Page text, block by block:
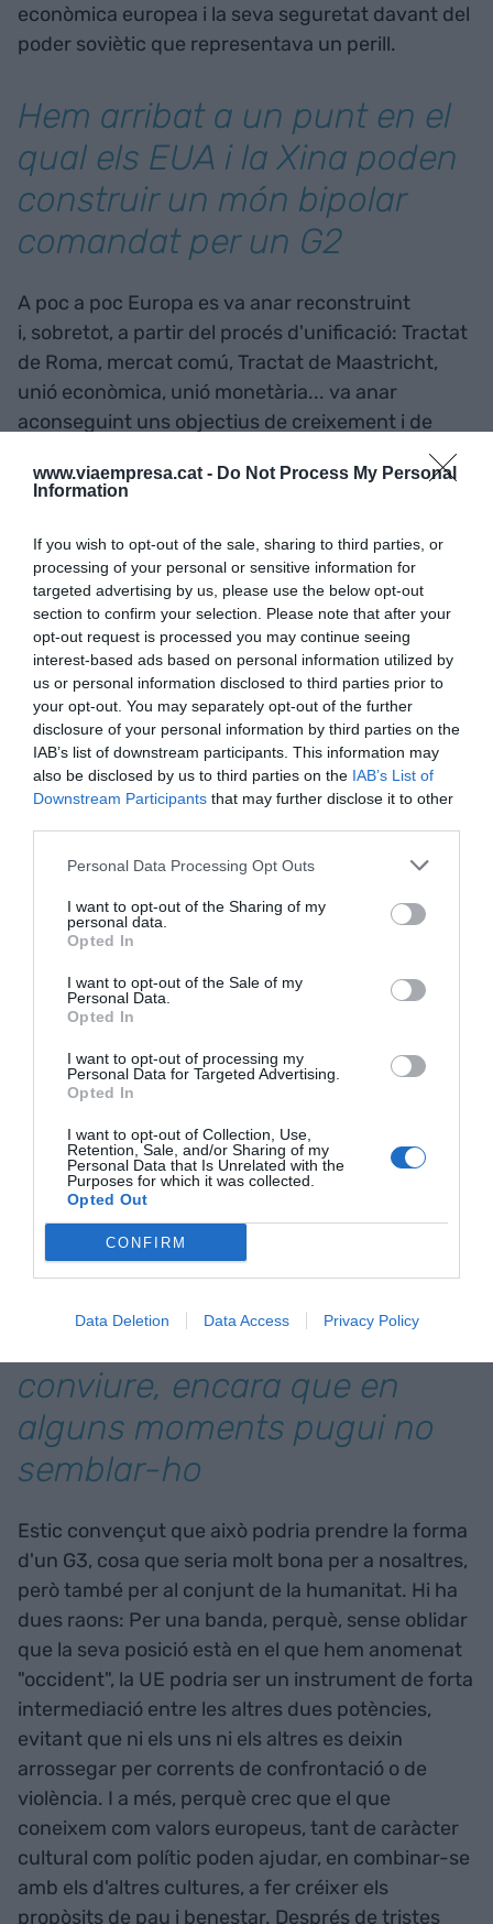
www.viaempresa.cat - Do Not Process My Personal
Information
If you wish to opt-out of the sale, sharing to third parties, or
processing of your personal or sensitive information for
targeted advertising by us, please use the below opt-out
section to confirm your selection. Please note that after your
opt-out request is processed you may continue seeing
interest-based ads based on personal information utilized by
us or personal information disclosed to third parties prior to
your opt-out. You may separately opt-out of the further
disclosure of your personal information by third parties on the
IAB’s list of downstream participants. This information may
also be disclosed by us to third parties on the IAB’s List of
Downstream Participants that may further disclose it to other
Personal Data Processing Opt Outs
I want to opt-out of the Sharing of my
personal data.
Opted In
I want to opt-out of the Sale of my
Personal Data.
Opted In
I want to opt-out of processing my
Personal Data for Targeted Advertising.
Opted In
I want to opt-out of Collection, Use,
Retention, Sale, and/or Sharing of my
Personal Data that Is Unrelated with the
Purposes for which it was collected.
Opted Out
CONFIRM
Data Deletion Data Access Privacy Policy
econòmica europea i la seva seguretat davant del
poder soviètic que representava un perill.
Hem arribat a un punt en el
qual els EUA i la Xina poden
construir un món bipolar
comandat per un G2
A poc a poc Europa es va anar reconstruint
i, sobretot, a partir del procés d'unificació: Tractat
de Roma, mercat comú, Tractat de Maastricht,
unió econòmica, unió monetària... va anar
aconseguint uns objectius de creixement i de
benestar social superiors als nord-americans.
Entre tant, el desenvolupament rus va quedar
agafant un paper clau en la producció i el comerç
mundial.
Hem arribat a un punt en el qual els EUA i la
Xina poden construir sense cap dubte un món
bipolar comandat per un G2 perquè tots dos
tenen quasi tots els elements que jo he llistat
abans per tenir el poder, i tant l'un com l'altre
poden tenir un entorn de països al seu voltant.
Però és evident que la UE també disposa d'una
estiguessin més cuidats i ben organitzats podrien
estar a la mateixa alçada dels altres dos. Els
esforços més importants a fer són: la revisió de
política de caràcter federal, la democratització de
les institucions centrals de la UE, l'establiment
d'una fiscalitat europea, la disminució de la
dependència exterior de recursos energètics
d'origen fòssil, l'increment de les polítiques de
solidaritat interna (sobretot educació i salut)
respectant en tot el possible la diversitat cultural i
lingüística.
A Europa hem après
finalment a viure i a
conviure, encara que en
alguns moments pugui no
semblar-ho
Estic convençut que això podria prendre la forma
d'un G3, cosa que seria molt bona per a nosaltres,
però també per al conjunt de la humanitat. Hi ha
dues raons: Per una banda, perquè, sense oblidar
que la seva posició està en el que hem anomenat
"occident", la UE podria ser un instrument de forta
intermediació entre les altres dues potències,
evitant que ni els uns ni els altres es deixin
arrossegar per corrents de confrontació o de
violència. I a més, perquè crec que el que
coneixem com valors europeus, tant de caràcter
cultural com polític poden ajudar, en combinar-se
amb els d'altres cultures, a fer créixer els
propòsits de pau i benestar. Després de tristes